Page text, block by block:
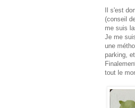
Il s'est
(conseil
me suis
Je me
une
parking,
tout le